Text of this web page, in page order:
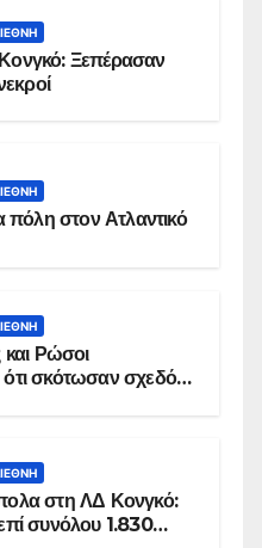
Ξεπέρασαν
πόλη στον Ατλαντικό
και Ρώσοι
σκότωσαν σχεδόν
στη ΛΔ Κονγκό:
συνόλου 1.830